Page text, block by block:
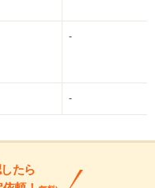
-
-
たら